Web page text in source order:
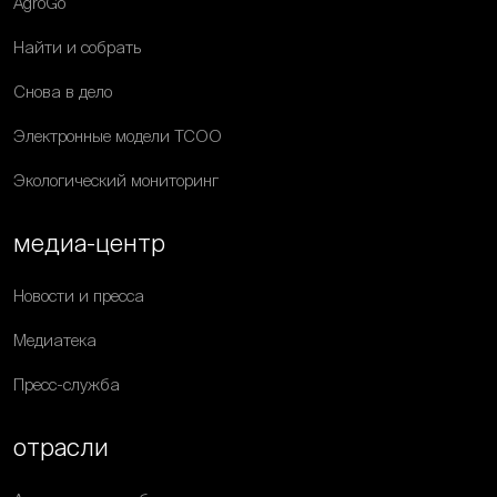
Найти и собрать
Снова в дело
Электронные модели ТСОО
Экологический мониторинг
медиа-центр
Новости и пресса
Медиатека
Пресс-служба
отрасли